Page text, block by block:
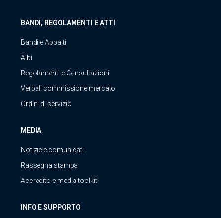
BANDI, REGOLAMENTI E ATTI
Bandi e Appalti
Albi
Regolamenti e Consultazioni
Verbali commissione mercato
Ordini di servizio
MEDIA
Notizie e comunicati
Rassegna stampa
Accredito e media toolkit
INFO E SUPPORTO